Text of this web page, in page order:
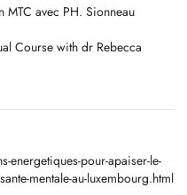
(Pékin) et la Faculté
Shanghai.
détaillé de votre cas, vous
et de mode de vie si
variety of ailments including
stress, age related issues
avec PH. Sionneau
Course with dr Rebecca
energetiques-pour-apaiser-le-
mentale-au-luxembourg.html